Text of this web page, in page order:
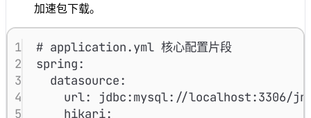
加速包下载。
1
# application.yml 核心配置片段
2
spring:
3
datasource:
4
url: jdbc:mysql://localhost:3306/
5
hikari: